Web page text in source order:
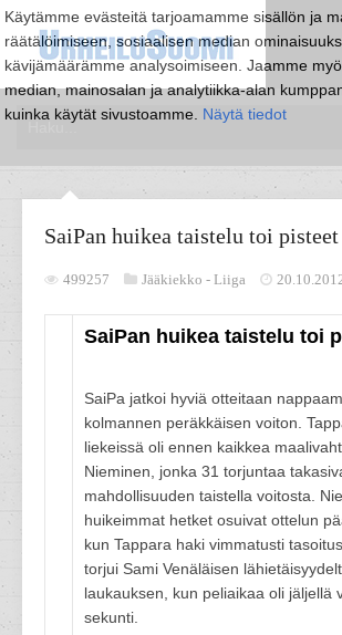
Käytämme evästeitä tarjoamamme sisällön ja
räätälöimiseen, sosiaalisen median
kävijämäärämme analysoimiseen. Jaamme
median, mainosalan ja analytiikka-alan
kuinka käytät sivustoamme. Näytä tiedot
SaiPan huikea taistelu toi pisteet
499257 Jääkiekko - Liiga
SaiPan huikea taistelu toi
SaiPa jatkoi hyviä otteitaan
kolmannen peräkkäisen voiton.
liekeissä oli ennen kaikkea
Nieminen, jonka 31 torjuntaa
mahdollisuuden taistella voitosta.
huikeimmat hetket osuivat ottelun
kun Tappara haki vimmatusti
torjui Sami Venäläisen
laukauksen, kun peliaikaa oli jäljellä
sekunti.